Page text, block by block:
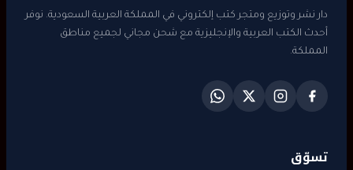
دار نشر وتوزيع ومتجر كتب إلكتروني في المملكة العربية السعودية. نوفر
أحدث الكتب العربية والإنجليزية مع شحن مجاني لجميع مناطق
المملكة.
تسوّق